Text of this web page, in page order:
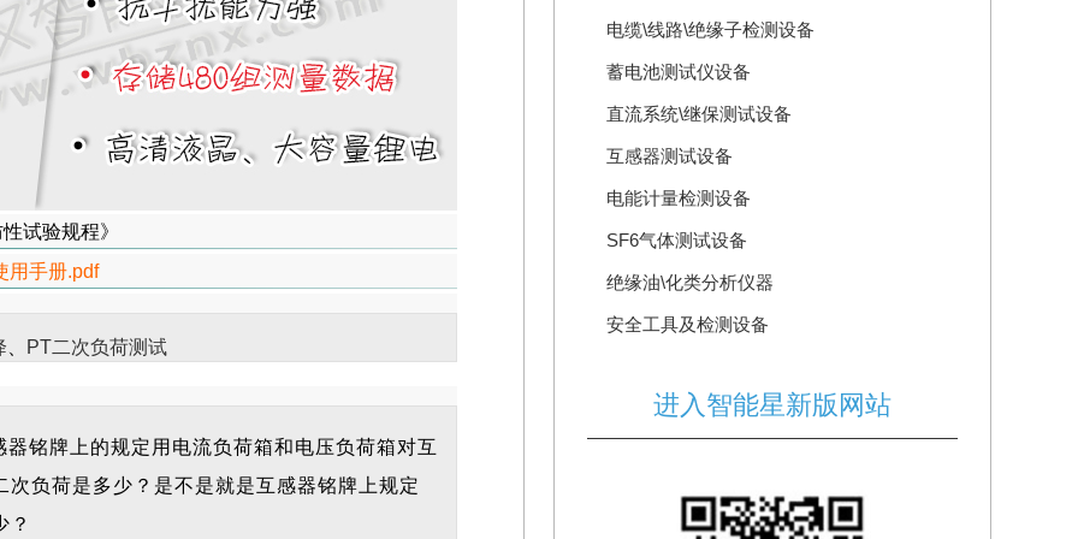
试验规程》
用手册.pdf
PT二次负荷测试
铭牌上的规定用电流负荷箱和电压负荷箱对互
负荷是多少？是不是就是互感器铭牌上规定
？
电缆\线路\绝缘子检测设备
蓄电池测试仪设备
直流系统\继保测试设备
互感器测试设备
电能计量检测设备
SF6气体测试设备
绝缘油\化类分析仪器
安全工具及检测设备
进入智能星新版网站